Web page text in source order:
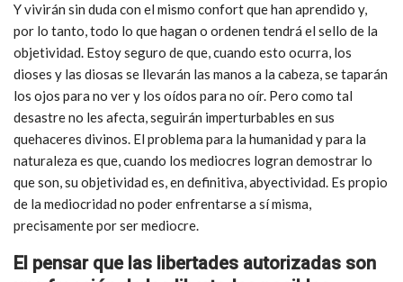
Y vivirán sin duda con el mismo confort que han aprendido y,
por lo tanto, todo lo que hagan o ordenen tendrá el sello de la
objetividad. Estoy seguro de que, cuando esto ocurra, los
dioses y las diosas se llevarán las manos a la cabeza, se taparán
los ojos para no ver y los oídos para no oír. Pero como tal
desastre no les afecta, seguirán imperturbables en sus
quehaceres divinos. El problema para la humanidad y para la
naturaleza es que, cuando los mediocres logran demostrar lo
que son, su objetividad es, en definitiva, abyectividad. Es propio
de la mediocridad no poder enfrentarse a sí misma,
precisamente por ser mediocre.
El pensar que las libertades autorizadas son